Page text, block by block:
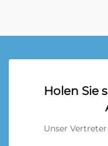
Holen Sie
Unser